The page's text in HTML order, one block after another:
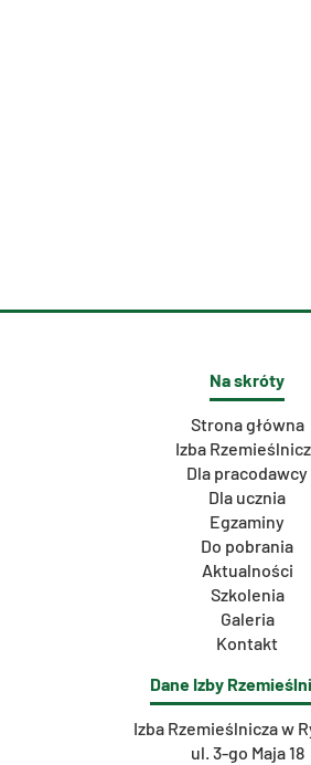
Na skróty
Strona główna
Izba
Dla pracodawcy
Dla ucznia
Egzaminy
Do pobrania
Aktualności
Szkolenia
Galeria
Kontakt
Dane Izby
Izba Rzemieślnicza w
ul. 3-go Maja 18